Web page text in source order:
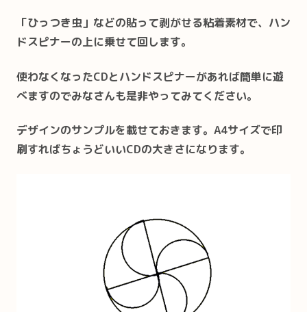
「ひっつき虫」などの貼って剥がせる粘着素材で、ハン
ドスピナーの上に乗せて回します｡
使わなくなったCDとハンドスピナーがあれば簡単に遊
べますのでみなさんも是非やってみてください。
デザインのサンプルを載せておきます。A4サイズで印
刷すればちょうどいいCDの大きさになります。